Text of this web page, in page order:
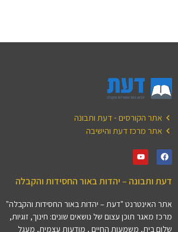
אתר הקורסים - דעת ותבונה
אתר מרכז דעת והישיבה
דעת ותבונה – יהדות באור החסידות והקבלה
אתר האינטרנט "דעת – יהדות באור החסידות והקבלה"
מרכז מאגר תוכן עצום של נושאים שונים: חינוך, זוגיות,
שלום בית, משמעות החיים , מודעות עצמית, מעגל